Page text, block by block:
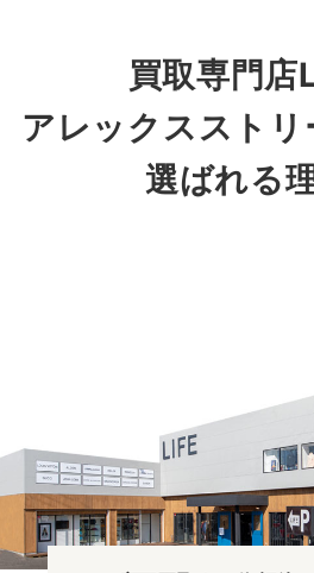
買取専門店
アレックススト
選ばれる理